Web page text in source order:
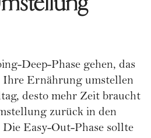
Deep-Phase gehen, das
Ihre Ernährung umstellen
desto mehr Zeit braucht
zurück in den
Easy-Out-Phase sollte